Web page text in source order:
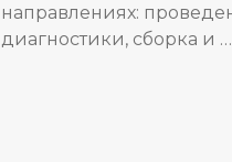
направлениях:
диагностики, сборка и …